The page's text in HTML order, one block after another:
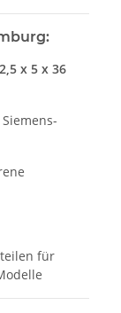
x 5 x 36
für